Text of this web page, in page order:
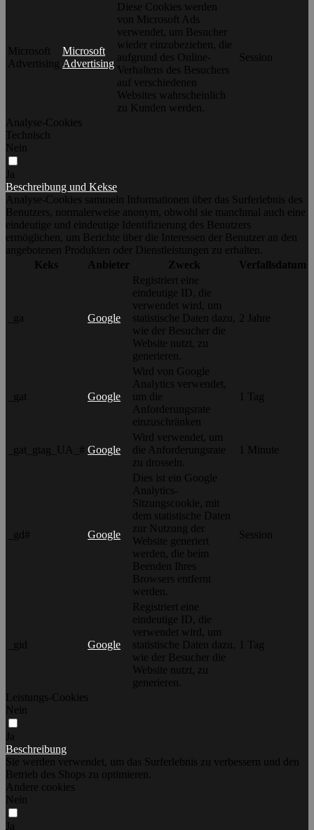
Microsoft
Advertising
Microsoft
Advertising
Diese Cookies werden
von Microsoft Ads
verwendet, um Besucher
wieder einzubeziehen, die
aufgrund des Online-
Verhaltens des Besuchers
auf verschiedenen
Websites wahrscheinlich
zu Kunden werden.
Session
Analyse-Cookies
Technisch
Nein
Ja
Beschreibung und Kekse
Analyse-Cookies sammeln Informationen über das Surferlebnis des
Benutzers, normalerweise anonym, obwohl sie manchmal auch eine
eindeutige und eindeutige Identifizierung des Benutzers
ermöglichen, um Berichte über die Interessen der Benutzer an den
angebotenen Produkten oder Dienstleistungen zu erhalten.
Keks
Anbieter Zweck Verfallsdatum
_ga Google
Registriert eine
eindeutige ID, die
verwendet wird, um
statistische Daten dazu,
wie der Besucher die
Website nutzt, zu
generieren.
2 Jahre
_gat Google
Wird von Google
Analytics verwendet,
um die
Anforderungsrate
einzuschränken
1 Tag
_gat_gtag_UA_# Google
Wird verwendet, um
die Anforderungsrate
zu drosseln.
1 Minute
_gd# Google
Dies ist ein Google
Analytics-
Sitzungscookie, mit
dem statistische Daten
zur Nutzung der
Website generiert
werden, die beim
Beenden Ihres
Browsers entfernt
werden.
Session
_gid Google
Registriert eine
eindeutige ID, die
verwendet wird, um
statistische Daten dazu,
wie der Besucher die
Website nutzt, zu
generieren.
1 Tag
Leistungs-Cookies
Nein
Ja
Beschreibung
Sie werden verwendet, um das Surferlebnis zu verbessern und den
Betrieb des Shops zu optimieren.
Andere cookies
Nein
Ja